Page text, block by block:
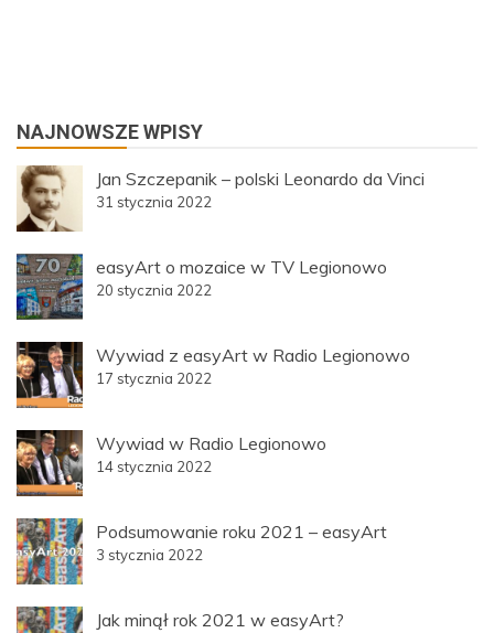
NAJNOWSZE WPISY
Jan Szczepanik – polski Leonardo da Vinci
31 stycznia 2022
easyArt o mozaice w TV Legionowo
20 stycznia 2022
Wywiad z easyArt w Radio Legionowo
17 stycznia 2022
Wywiad w Radio Legionowo
14 stycznia 2022
Podsumowanie roku 2021 – easyArt
3 stycznia 2022
Jak minął rok 2021 w easyArt?